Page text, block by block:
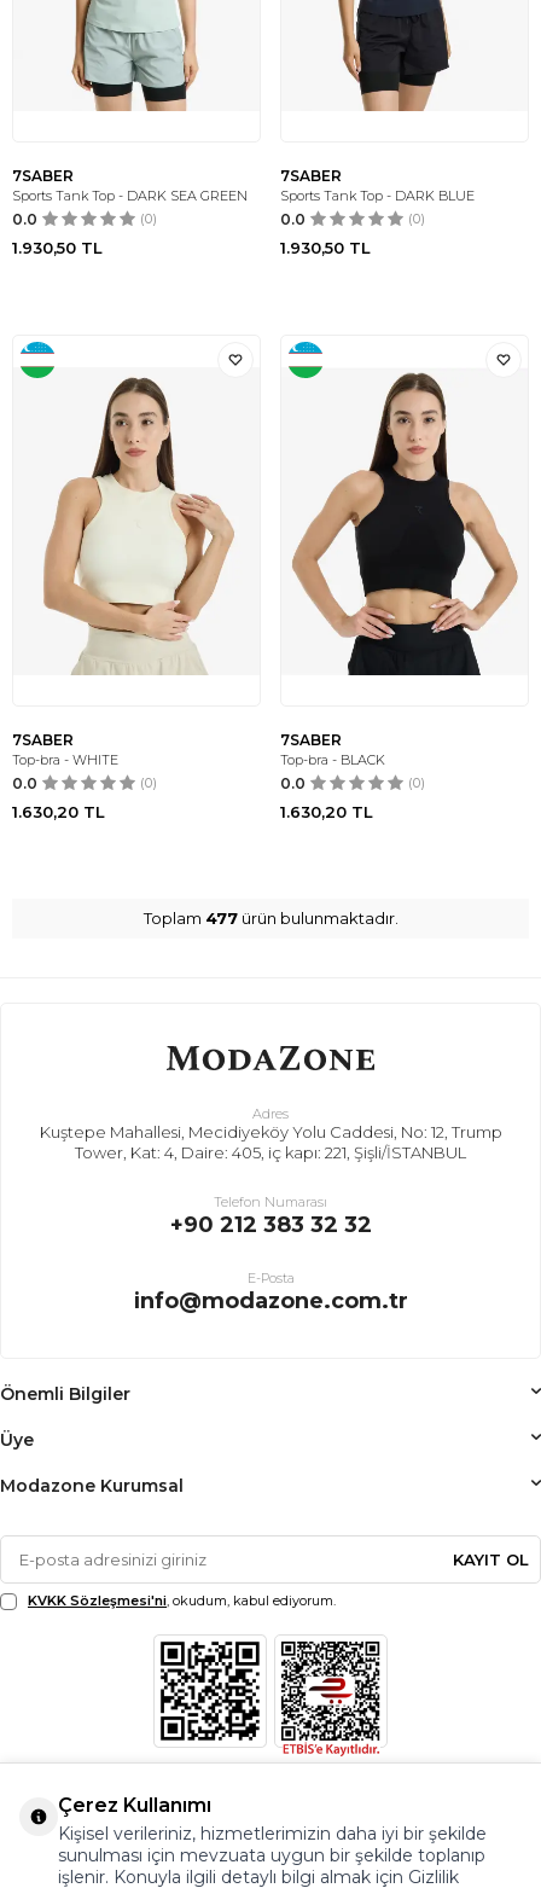
7SABER
Sports Tank Top - DARK SEA GREEN
0.0 (0)
1.930,50 TL
7SABER
Sports Tank Top - DARK BLUE
0.0 (0)
1.930,50 TL
7SABER
Top-bra - WHITE
0.0 (0)
1.630,20 TL
7SABER
Top-bra - BLACK
0.0 (0)
1.630,20 TL
Toplam 477ürün bulunmaktadır.
Adres
Kuştepe Mahallesi, Mecidiyeköy Yolu Caddesi, No: 12, Trump
Tower, Kat: 4, Daire: 405, iç kapı: 221, Şişli/İSTANBUL
Telefon Numarası
+90 212 383 32 32
E-Posta
info@modazone.com.tr
Önemli Bilgiler
Üye
Modazone Kurumsal
KAYIT OL
KVKK Sözleşmesi'ni, okudum, kabul ediyorum.
Çerez Kullanımı
Kişisel verileriniz, hizmetlerimizin daha iyi bir şekilde
sunulması için mevzuata uygun bir şekilde toplanıp
işlenir. Konuyla ilgili detaylı bilgi almak için Gizlilik